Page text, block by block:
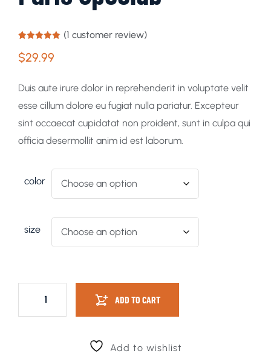
out of 5
based on
(1 customer review)
$29.99
Duis aute irure dolor in reprehenderit in voluptate velit
esse cillum dolore eu fugiat nulla pariatur. Excepteur
sint occaecat cupidatat non proident, sunt in culpa qui
officia desermollit anim id est laborum.
color
size
ADD TO CART
Add to wishlist